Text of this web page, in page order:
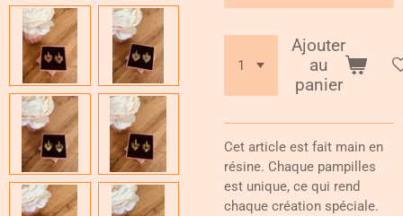
Ajouter
au
panier
Cet article est fait main en
résine. Chaque pampilles
est unique, ce qui rend
chaque création spéciale.